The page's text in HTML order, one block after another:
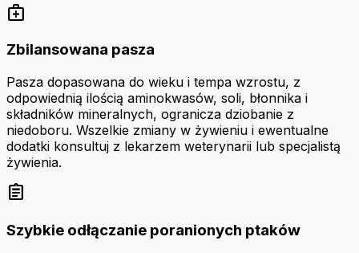
medical_services
Zbilansowana pasza
Pasza dopasowana do wieku i tempa wzrostu, z
odpowiednią ilością aminokwasów, soli, błonnika i
składników mineralnych, ogranicza dziobanie z
niedoboru. Wszelkie zmiany w żywieniu i ewentualne
dodatki konsultuj z lekarzem weterynarii lub specjalistą
żywienia.
assignment
Szybkie odłączanie poranionych ptaków